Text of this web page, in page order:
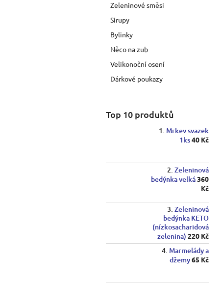
Zeleninové směsi
Sirupy
Bylinky
Něco na zub
Velikonoční osení
Dárkové poukazy
Top 10 produktů
Mrkev svazek
1ks40 Kč
Zeleninová
bedýnka velká360
Kč
Zeleninová
bedýnka KETO
(nízkosacharidová
zelenina) 220 Kč
Marmelády a
džemy65 Kč